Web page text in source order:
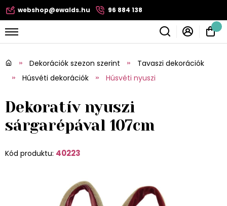
webshop@ewalds.hu 96 884 138
Dekorációk szezon szerint
Tavaszi dekorációk
Húsvéti dekorációk
Húsvéti nyuszi
Dekoratív nyuszi
sárgarépával 107cm
Kód produktu: 40223